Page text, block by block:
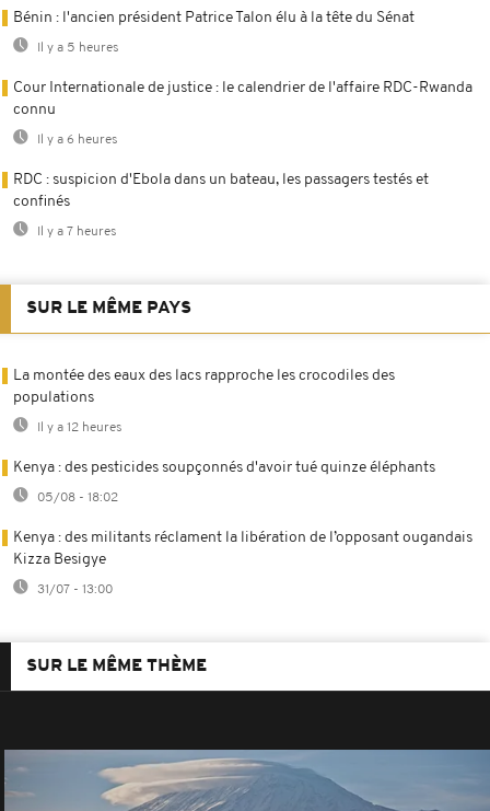
Bénin : l'ancien président Patrice Talon élu à la tête du Sénat
Il y a 5 heures
Cour Internationale de justice : le calendrier de l'affaire RDC-Rwanda
connu
Il y a 6 heures
RDC : suspicion d'Ebola dans un bateau, les passagers testés et
confinés
Il y a 7 heures
SUR LE MÊME PAYS
La montée des eaux des lacs rapproche les crocodiles des
populations
Il y a 12 heures
Kenya : des pesticides soupçonnés d'avoir tué quinze éléphants
05/08 - 18:02
Kenya : des militants réclament la libération de l’opposant ougandais
Kizza Besigye
31/07 - 13:00
SUR LE MÊME THÈME